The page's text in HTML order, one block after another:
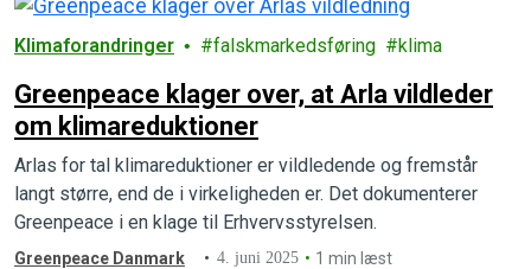
Klimaforandringer falskmarkedsføring klima
Greenpeace klager over, at Arla vildleder
om klimareduktioner
Arlas for tal klimareduktioner er vildledende og fremstår
langt større, end de i virkeligheden er. Det dokumenterer
Greenpeace i en klage til Erhvervsstyrelsen.
Greenpeace Danmark 4. juni 2025 1 min læst